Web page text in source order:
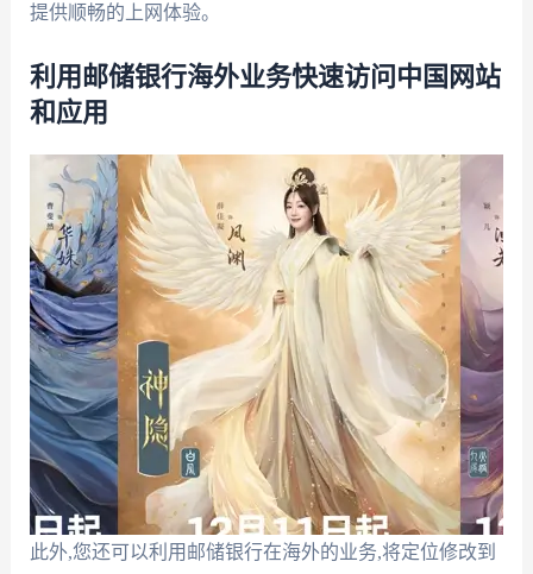
提供顺畅的上网体验。
利用邮储银行海外业务快速访问中国网站
和应用
此外,您还可以利用邮储银行在海外的业务,将定位修改到